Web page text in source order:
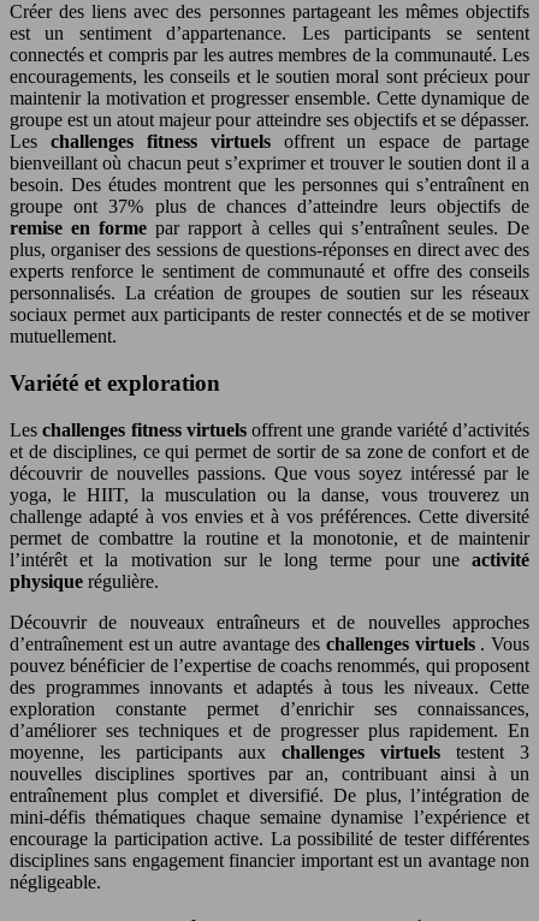
Créer des liens avec des personnes partageant les mêmes objectifs
est un sentiment d’appartenance. Les participants se sentent
connectés et compris par les autres membres de la communauté. Les
encouragements, les conseils et le soutien moral sont précieux pour
maintenir la motivation et progresser ensemble. Cette dynamique de
groupe est un atout majeur pour atteindre ses objectifs et se dépasser.
Les challenges fitness virtuels offrent un espace de partage
bienveillant où chacun peut s’exprimer et trouver le soutien dont il a
besoin. Des études montrent que les personnes qui s’entraînent en
groupe ont 37% plus de chances d’atteindre leurs objectifs de
remise en formepar rapport à celles qui s’entraînent seules. De
plus, organiser des sessions de questions-réponses en direct avec des
experts renforce le sentiment de communauté et offre des conseils
personnalisés. La création de groupes de soutien sur les réseaux
sociaux permet aux participants de rester connectés et de se motiver
mutuellement.
Variété et exploration
Leschallenges fitness virtuels offrent une grande variété d’activités
et de disciplines, ce qui permet de sortir de sa zone de confort et de
découvrir de nouvelles passions. Que vous soyez intéressé par le
yoga, le HIIT, la musculation ou la danse, vous trouverez un
challenge adapté à vos envies et à vos préférences. Cette diversité
permet de combattre la routine et la monotonie, et de maintenir
l’intérêt et la motivation sur le long terme pour une activité
physique régulière.
Découvrir de nouveaux entraîneurs et de nouvelles approches
d’entraînement est un autre avantage des challenges virtuels . Vous
pouvez bénéficier de l’expertise de coachs renommés, qui proposent
des programmes innovants et adaptés à tous les niveaux. Cette
exploration constante permet d’enrichir ses connaissances,
d’améliorer ses techniques et de progresser plus rapidement. En
moyenne, les participants aux challenges virtuels testent 3
nouvelles disciplines sportives par an, contribuant ainsi à un
entraînement plus complet et diversifié. De plus, l’intégration de
mini-défis thématiques chaque semaine dynamise l’expérience et
encourage la participation active. La possibilité de tester différentes
disciplines sans engagement financier important est un avantage non
négligeable.